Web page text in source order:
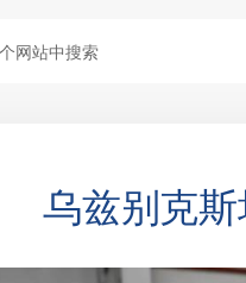
乌兹别克